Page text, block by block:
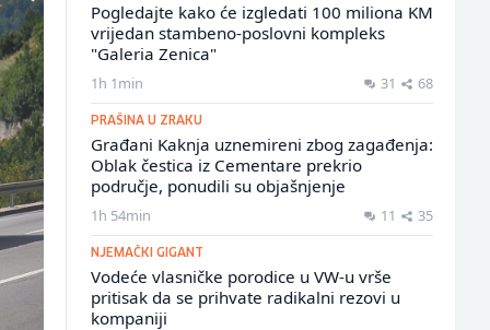
Pogledajte kako će izgledati 100 miliona KM
vrijedan stambeno-poslovni kompleks
"Galeria Zenica"
1h 1min 31 68
PRAŠINA U ZRAKU
Građani Kaknja uznemireni zbog zagađenja:
Oblak čestica iz Cementare prekrio
područje, ponudili su objašnjenje
1h 54min 11 35
NJEMAČKI GIGANT
Vodeće vlasničke porodice u VW-u vrše
pritisak da se prihvate radikalni rezovi u
kompaniji